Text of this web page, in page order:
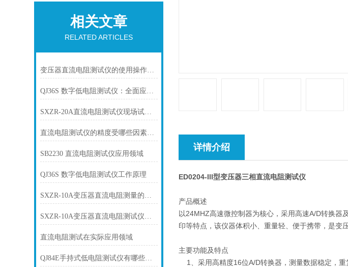
相关文章
RELATED ARTICLES
变压器直流电阻测试仪的使用操作规程
QJ36S 数字低电阻测试仪：全面应用指南
SXZR-20A直流电阻测试仪现场试验方法
直流电阻测试仪的精度受哪些因素影响？
SB2230 直流电阻测试仪应用领域
QJ36S 数字低电阻测试仪工作原理
SXZR-10A变压器直流电阻测量的方法
SXZR-10A变压器直流电阻测试仪在试验操作细节
直流电阻测试在实际应用领域
QJ84E手持式低电阻测试仪有哪些特点
详情介绍
ED0204-III型变压器三相直流电阻测试仪
产品概述
以24MHZ高速微控制器为核心，采用高速A/D转换
印等特点，该仪器体积小、重量轻、便于携带，是变
主要功能及特点
1、采用高精度16位A/D转换器，测量数据稳定，重